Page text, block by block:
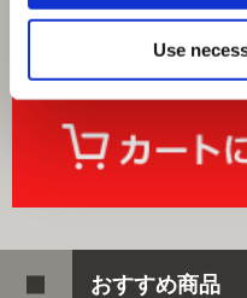
Use
おすすめ商品